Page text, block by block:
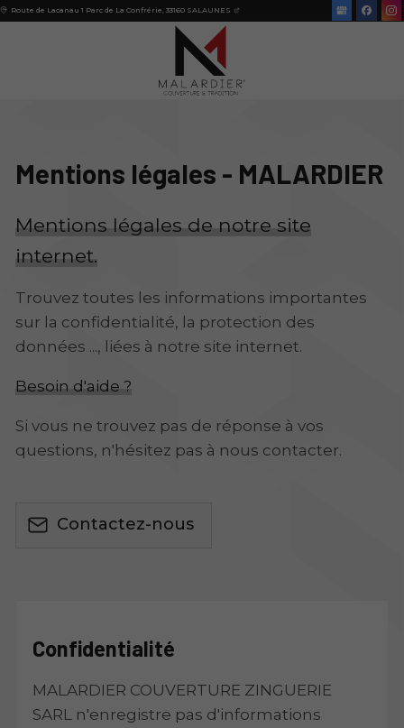
Route de Lacanau 1 Parc de La Confrérie, 33160 SALAUNES
Mentions légales - MALARDIER
Mentions légales de notre site
internet.
Trouvez toutes les informations importantes
sur la confidentialité, la protection des
données ..., liées à notre site internet.
Besoin d'aide ?
Si vous ne trouvez pas de réponse à vos
questions, n'hésitez pas à nous contacter.
Contactez-nous
Confidentialité
MALARDIER COUVERTURE ZINGUERIE
SARL n'enregistre pas d'informations